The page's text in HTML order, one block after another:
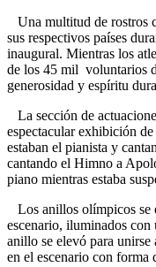
Una multitud de rostros
sus respectivos países
inaugural. Mientras los
de los 45 mil voluntarios
generosidad y espíritu
La sección de
espectacular exhibición
estaban el pianista y
cantando el Himno a
piano mientras estaba
Los anillos olímpicos se
escenario, iluminados
anillo se elevó para unirse
en el escenario con forma